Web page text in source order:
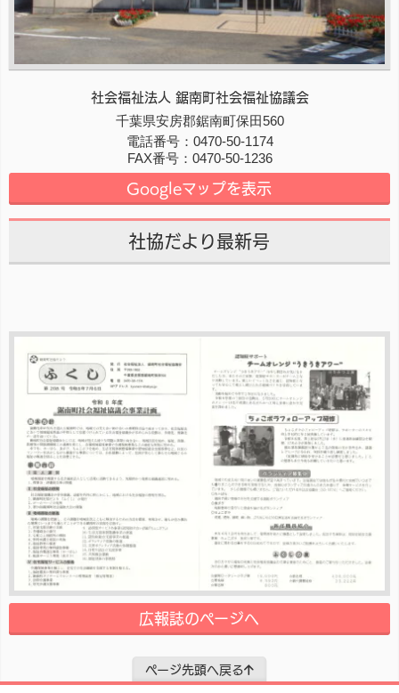
社会福祉法人 鋸南町社会福祉協議会
〒299-1902
千葉県安房郡鋸南町保田560
電話番号： 0470-50-1174
FAX番号： 0470-50-1236
Googleマップを表示
社協だより最新号
広報誌のページへ
ページ先頭へ戻る